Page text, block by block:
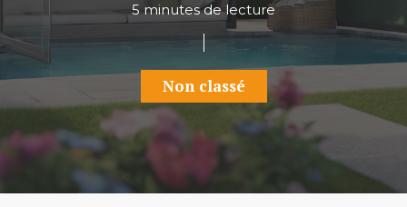
5 minutes de lecture
Non classé